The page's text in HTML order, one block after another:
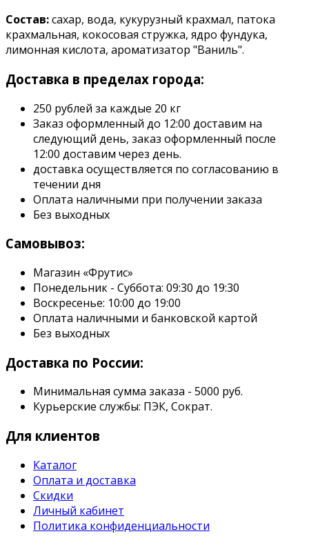
Состав:сахар, вода, кукурузный крахмал, патока
крахмальная, кокосовая стружка, ядро фундука,
лимонная кислота, ароматизатор "Ваниль".
Доставка в пределах города:
250 рублей за каждые 20 кг
Заказ оформленный до 12:00 доставим на
следующий день, заказ оформленный после
12:00 доставим через день.
доставка осуществляется по согласованию в
течении дня
Оплата наличными при получении заказа
Без выходных
Самовывоз:
Магазин «Фрутис»
Понедельник - Суббота: 09:30 до 19:30
Воскресенье: 10:00 до 19:00
Оплата наличными и банковской картой
Без выходных
Доставка по России:
Минимальная сумма заказа - 5000 руб.
Курьерские службы: ПЭК, Сократ.
Для клиентов
Каталог
Оплата и доставка
Скидки
Личный кабинет
Политика конфиденциальности